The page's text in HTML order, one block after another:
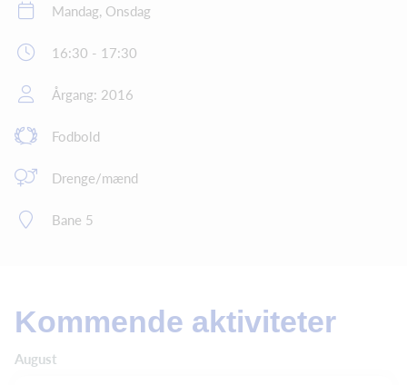
Mandag, Onsdag
16:30 - 17:30
Årgang: 2016
Fodbold
Drenge/mænd
Bane 5
Kommende aktiviteter
August